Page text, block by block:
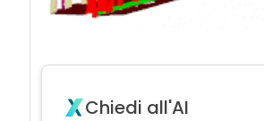
Chiedi all'AI